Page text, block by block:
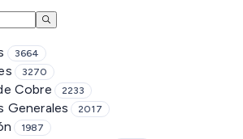
3664
3270
Cobre 2233
Generales 2017
1987